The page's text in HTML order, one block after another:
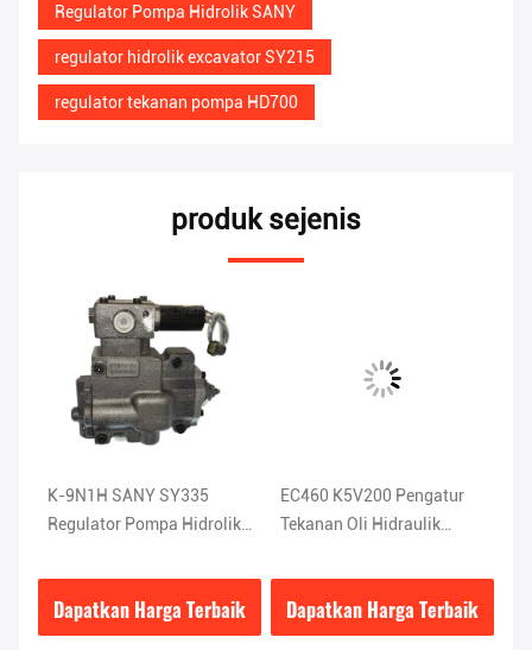
Regulator Pompa Hidrolik SANY
regulator hidrolik excavator SY215
regulator tekanan pompa HD700
produk sejenis
K-9N1H SANY SY335
Regulator Pompa Hidrolik
Dapatkan Harga Terbaik
EC460 K5V200 Pengatur
Tekanan Oli Hidraulik
Dapatkan Harga Terbaik